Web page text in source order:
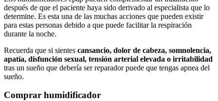
después de que el paciente haya sido derivado al especialista que lo
determine. Es esta una de las muchas acciones que pueden existir
para estas personas debido a que puede facilitar la respiración
durante la noche.
Recuerda que si sientes cansancio, dolor de cabeza, somnolencia,
apatía, disfunción sexual, tensión arterial elevada o irritabilidad
tras un sueño que debería ser reparador puede que tengas apnea del
sueño.
Comprar humidificador